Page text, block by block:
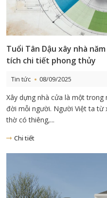
Tuổi Tân Dậu xây nhà
tích chi tiết phong thủy
Tin tức 08/09/2025
Xây dựng nhà cửa là một
đời mỗi người. Người Việt ta từ
thờ có thiêng,...
Chi tiết